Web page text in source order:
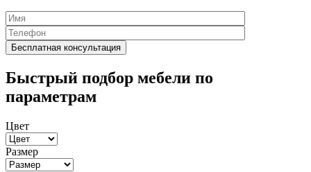
Быстрый подбор мебели по
параметрам
Цвет
Размер